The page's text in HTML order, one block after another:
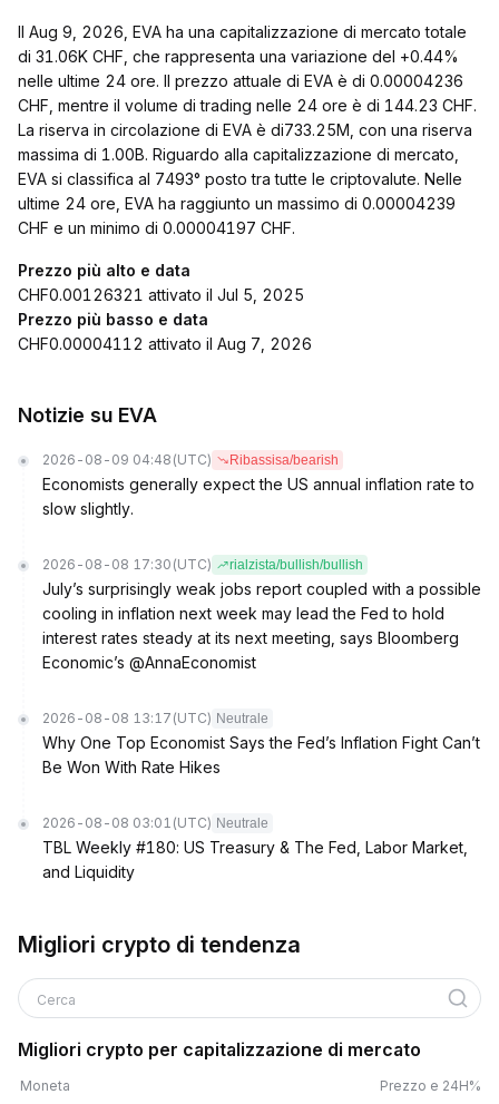
Il Aug 9, 2026, EVA ha una capitalizzazione di mercato totale
di 31.06K CHF, che rappresenta una variazione del +0.44%
nelle ultime 24 ore. Il prezzo attuale di EVA è di 0.00004236
CHF, mentre il volume di trading nelle 24 ore è di 144.23 CHF.
La riserva in circolazione di EVA è di733.25M, con una riserva
massima di 1.00B. Riguardo alla capitalizzazione di mercato,
EVA si classifica al 7493° posto tra tutte le criptovalute. Nelle
ultime 24 ore, EVA ha raggiunto un massimo di 0.00004239
CHF e un minimo di 0.00004197 CHF.
Prezzo più alto e data
CHF0.00126321 attivato il Jul 5, 2025
Prezzo più basso e data
CHF0.00004112 attivato il Aug 7, 2026
Notizie su EVA
2026-08-09 04:48 (UTC) Ribassisa/bearish
Economists generally expect the US annual inflation rate to
slow slightly.
2026-08-08 17:30 (UTC) rialzista/bullish/bullish
July’s surprisingly weak jobs report coupled with a possible
cooling in inflation next week may lead the Fed to hold
interest rates steady at its next meeting, says Bloomberg
Economic’s @AnnaEconomist
2026-08-08 13:17 (UTC) Neutrale
Why One Top Economist Says the Fed’s Inflation Fight Can’t
Be Won With Rate Hikes
2026-08-08 03:01 (UTC) Neutrale
TBL Weekly #180: US Treasury & The Fed, Labor Market,
and Liquidity
Migliori crypto di tendenza
Cerca
Migliori crypto per capitalizzazione di mercato
Moneta Prezzo e 24H%